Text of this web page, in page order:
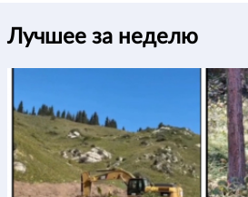
Лучшее за неделю